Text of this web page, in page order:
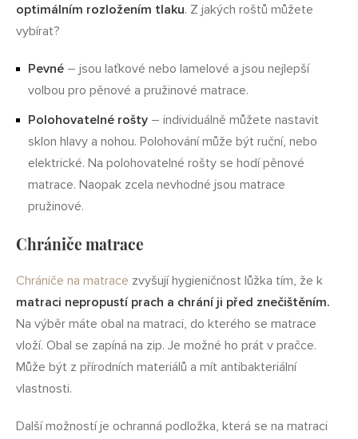
optimálním rozložením tlaku. Z jakých roštů můžete
vybírat?
Pevné – jsou laťkové nebo lamelové a jsou nejlepší
volbou pro pěnové a pružinové matrace.
Polohovatelné rošty – individuálně můžete nastavit
sklon hlavy a nohou. Polohování může být ruční, nebo
elektrické. Na polohovatelné rošty se hodí pěnové
matrace. Naopak zcela nevhodné jsou matrace
pružinové.
Chrániče matrace
Chrániče na matrace zvyšují hygieničnost lůžka tím, že k
matraci nepropustí prach a chrání ji před znečištěním.
Na výběr máte obal na matraci, do kterého se matrace
vloží. Obal se zapíná na zip. Je možné ho prát v pračce.
Může být z přírodních materiálů a mít antibakteriální
vlastnosti.
Další možností je ochranná podložka, která se na matraci